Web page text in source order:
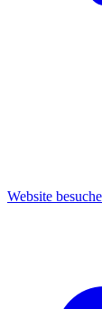
Website